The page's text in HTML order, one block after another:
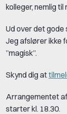
kolleger, nemlig
Ud over det gode
Jeg afslører ikke
”magisk”.
Skynd dig at
Arrangementet
starter kl. 18.30.